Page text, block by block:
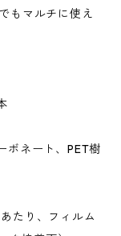
もマルチに使え
ボネート、PET樹
たり、フィルム